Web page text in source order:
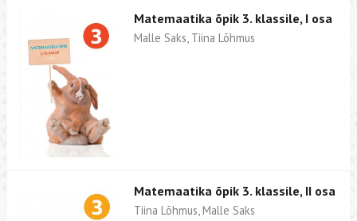
Matemaatika õpik 3. klassile, I osa
Malle Saks, Tiina Lõhmus
Matemaatika õpik 3. klassile, II osa
Tiina Lõhmus, Malle Saks